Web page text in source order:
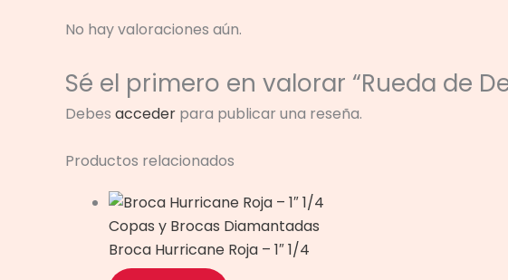
No hay valoraciones aún.
Sé el primero en valorar “Rueda de
Debes acceder para publicar una reseña.
Productos relacionados
Copas y Brocas Diamantadas
Broca Hurricane Roja – 1″ 1/4